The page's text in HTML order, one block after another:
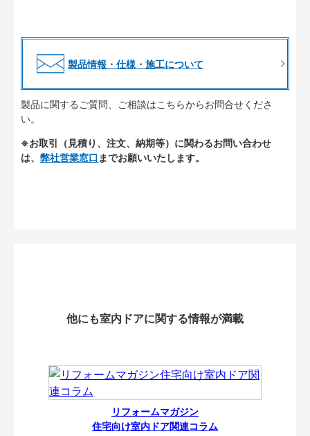
製品情報・仕様・施工について
製品に関するご質問、ご相談はこちらからお問合せくださ
い。
※お取引（見積り、注文、納期等）に関わるお問い合わせ
は、 弊社営業窓口 までお願いいたします。
他にも室内ドアに関する情報が満載
リフォームマガジン
住宅向け室内ドア関連コラム